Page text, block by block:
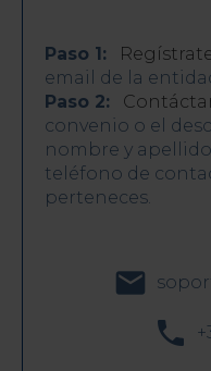
Paso 1:
email de la
Paso 2:
convenio o el
nombre y
teléfono de
perteneces.
email
phone